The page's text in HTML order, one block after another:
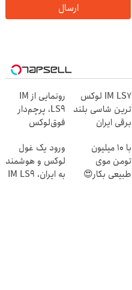
ارسال
IM LS7 لوکس
ترین شاسی بلند
برقی ایران
رونمایی از IM
LS9، پرچم‌دار
فوق‌لوکس
ایران شد
با 10 میلیون
تومن موی
طبیعی بکار😍
ورود یک غول
لوکس و هوشمند
به ایران، IM LS9